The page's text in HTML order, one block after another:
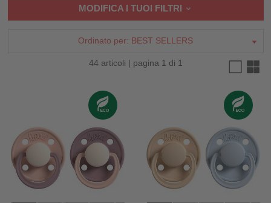
MODIFICA I TUOI FILTRI
Ordinato per: BEST SELLERS
44 articoli | pagina 1 di 1